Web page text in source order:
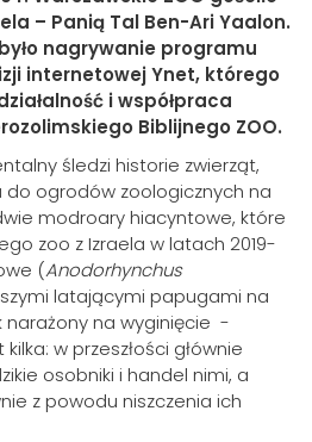
– Panią Tal Ben-Ari Yaalon.
nagrywanie programu
internetowej Ynet, którego
i współpraca
Biblijnego ZOO.
śledzi historie zwierząt,
do ogrodów zoologicznych na
modroary hiacyntowe, które
zoo z Izraela w latach 2019-
(Anodorhynchus
latającymi papugami na
na wyginięcie -
w przeszłości głównie
osobniki i handel nimi, a
z powodu niszczenia ich